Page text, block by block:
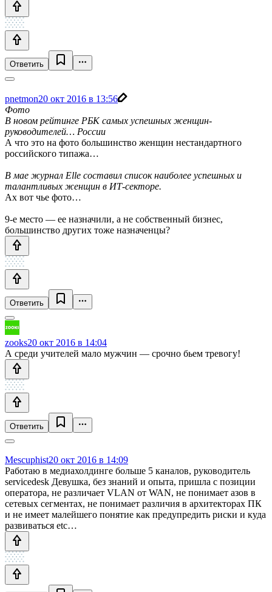
Ответить
pnetmon20 окт 2016 в 13:56
Фото
В новом рейтинге РБК самых успешных женщин-
руководителей… России
А что это на фото большинство женщин нестандартного
российского типажа…
В мае журнал Elle составил список наиболее успешных и
талантливых женщин в ИТ-секторе.
Ах вот чье фото…
9-е место — ее назначили, а не собственный бизнес,
большинство других тоже назначенцы?
Ответить
zooks20 окт 2016 в 14:04
А среди учителей мало мужчин — срочно бьем тревогу!
Ответить
Mescuphist20 окт 2016 в 14:09
Работаю в медиахолдинге больше 5 каналов, руководитель
servicedesk Девушка, без знаний и опыта, пришла с позиции
оператора, не различает VLAN от WAN, не понимает азов в
сетевых сегментах, не понимает различия в архитекторах ПК
и не имеет малейшего понятие как предупредить риски и куда
развиваться etc…